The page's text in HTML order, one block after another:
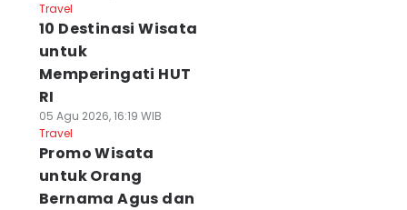
Travel
10 Destinasi Wisata
untuk
Memperingati HUT
RI
05 Agu 2026, 16:19 WIB
Travel
Promo Wisata
untuk Orang
Bernama Agus dan